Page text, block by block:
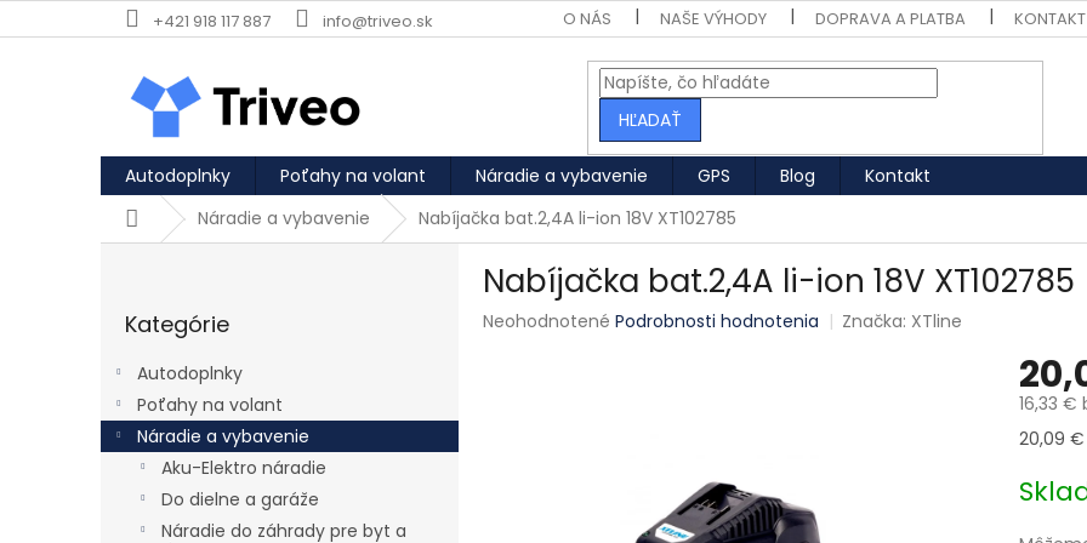
Prejsť na obsah +421 918 117 887 info@triveo.sk O NÁS NAŠE VÝHODY DOPRAVA A PLATBA KONTAKT
HĽADAŤ
Autodoplnky Poťahy na volant Náradie a vybavenie GPS Blog
Kontakt
DomovNáradie a vybavenie Nabíjačka bat.2,4A li-ion 18V XT102785
Kategórie
Autodoplnky
Poťahy na volant
Náradie a vybavenie
Aku-Elektro náradie
Do dielne a garáže
Náradie do záhrady pre byt a
Nabíjačka bat.2,4A li-ion 18V XT102785
Priemerné hodnotenie produktu je 0,0 z 5 hviezdičiek.
Neohodnotené Podrobnosti hodnotenia Značka: XTline
16,33 €
20,09 €